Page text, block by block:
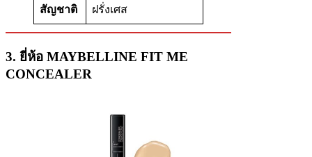
สัญชาติ ฝรั่งเศส
3. ยี่ห้อ MAYBELLINE FIT ME
CONCEALER